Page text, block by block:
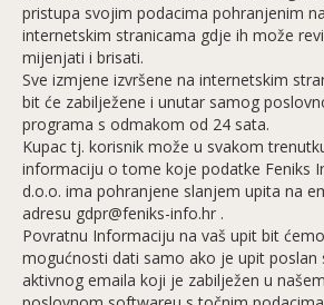
pristupa svojim podacima pohranjenim na
internetskim stranicama gdje ih može
mijenjati i brisati.
Sve izmjene izvršene na internetskim
bit će zabilježene i unutar samog
programa s odmakom od 24 sata.
Kupac tj. korisnik može u svakom
informaciju o tome koje podatke Feniks
d.o.o. ima pohranjene slanjem upita na
adresu gdpr@feniks-info.hr .
Povratnu Informaciju na vaš upit bit
mogućnosti dati samo ako je upit poslan
aktivnog emaila koji je zabilježen u našem